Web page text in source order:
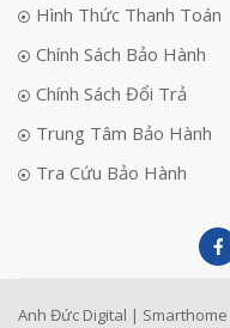
Hình Thức Thanh Toán
Chính Sách Bảo Hành
Chính Sách Đổi Trả
Trung Tâm Bảo Hành
Tra Cứu Bảo Hành
Anh Đức Digital |